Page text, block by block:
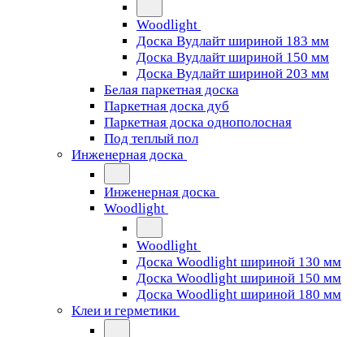
Woodlight
Доска Вудлайт шириной 183 мм
Доска Вудлайт шириной 150 мм
Доска Вудлайт шириной 203 мм
Белая паркетная доска
Паркетная доска дуб
Паркетная доска однополосная
Под теплый пол
Инженерная доска
Инженерная доска
Woodlight
Woodlight
Доска Woodlight шириной 130 мм
Доска Woodlight шириной 150 мм
Доска Woodlight шириной 180 мм
Клеи и герметики